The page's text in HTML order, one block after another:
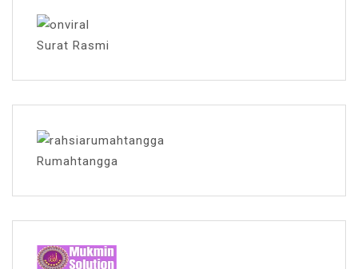
Surat Rasmi
Rumahtangga